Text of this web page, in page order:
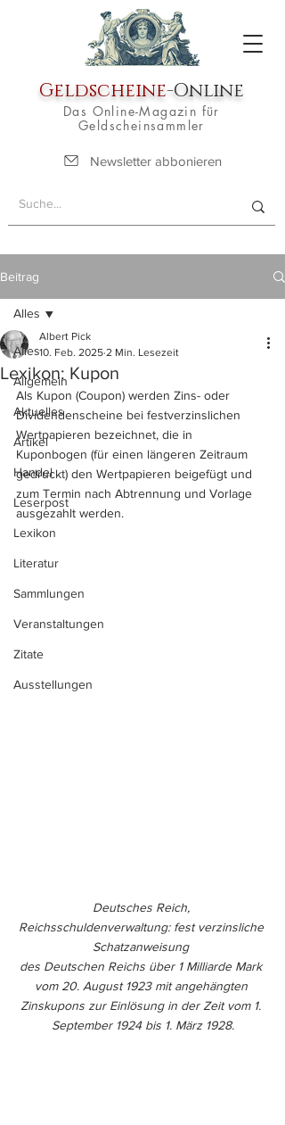
Geldscheine-Online
Das Online-Magazin für
Geldscheinsammler
Newsletter abbonieren
Beitrag
Alles
Allgemein
Aktuelles
Artikel
Handel
Leserpost
Lexikon
Literatur
Sammlungen
Veranstaltungen
Zitate
Ausstellungen
Alles
Lexikon: Kupon
Albert Pick
10. Feb. 2025 2 Min. Lesezeit
Als Kupon (Coupon) werden Zins- oder
Dividendenscheine bei festverzinslichen
Wertpapieren bezeichnet, die in
Kuponbogen (für einen längeren Zeitraum
gedruckt) den Wertpapieren beigefügt und
zum Termin nach Abtrennung und Vorlage
ausgezahlt werden.
Deutsches Reich,
Reichsschuldenverwaltung: fest verzinsliche
Schatzanweisung
des Deutschen Reichs über 1 Milliarde Mark
vom 20. August 1923 mit angehängten
Zinskupons zur Einlösung in der Zeit vom 1.
September 1924 bis 1. März 1928.